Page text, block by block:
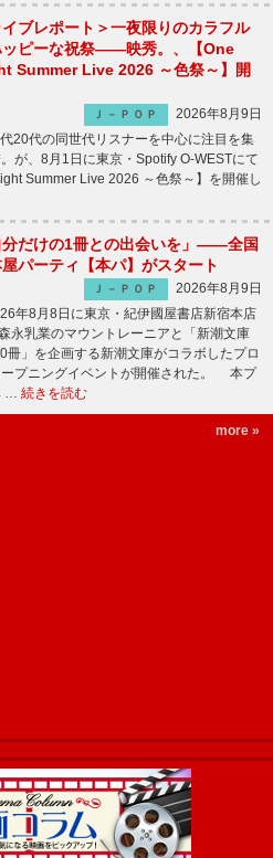
イブレポート＞一夜限りのカラフル
ッピーな祝祭――映秀。、【One
Summer Live 2026 ～色祭～】開
Ｊ－ＰＯＰ
2026年8月9日
20代の同世代リスナーを中心に注目を集
が、8月1日に東京・Spotify O-WESTにて
Summer Live 2026 ～色祭～】を開催し
分だけの1冊との出会いを」――全国
パーティ【本パ】がスタート
Ｊ－ＰＯＰ
2026年8月9日
年8月8日に東京・紀伊國屋書店新宿本店
永乳業のマウントレーニアと「新潮文庫
冊」を企画する新潮文庫がコラボしたプロ
ープニングイベントが開催された。 本プ
… 続きを読む
more »